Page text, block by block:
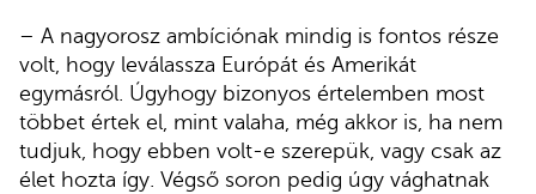
– A nagyorosz ambíciónak mindig is fontos része
volt, hogy leválassza Európát és Amerikát
egymásról. Úgyhogy bizonyos értelemben most
többet értek el, mint valaha, még akkor is, ha nem
tudjuk, hogy ebben volt-e szerepük, vagy csak az
élet hozta így. Végső soron pedig úgy vághatnak